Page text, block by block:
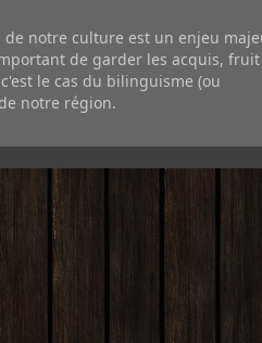
de notre culture est un enjeu
de garder les acquis, fruit
le cas du bilinguisme (ou
notre région.